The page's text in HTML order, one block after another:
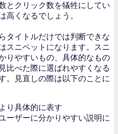
とクリック数を犠牲にしてい
高くなるでしょう。
タイトルだけでは判断できな
スニペットになります。スニ
りやすいもの、具体的なもの
比べた際に選ばれやすくなる
。見直しの際は以下のことに
り具体的に表す
ーザーに分かりやすい説明に